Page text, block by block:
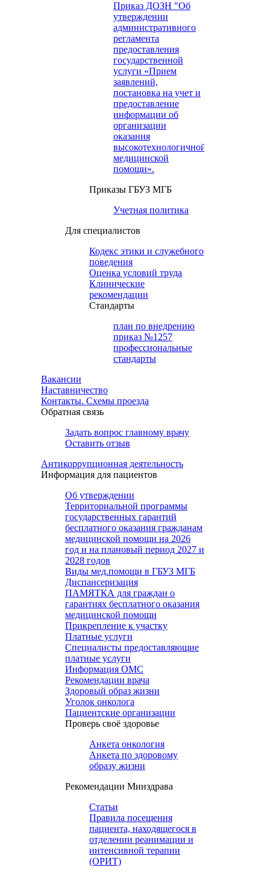
Приказ ДОЗН "Об
утверждении
административного
регламента
предоставления
государственной
услуги «Прием
заявлений,
постановка на учет и
предоставление
информации об
организации
оказания
высокотехнологичной
медицинской
помощи».
Приказы ГБУЗ МГБ
Учетная политика
Для специалистов
Кодекс этики и служебного
поведения
Оценка условий труда
Клинические
рекомендации
Cтандарты
план по внедрению
приказ №1257
профессиональные
стандарты
Вакансии
Наставничество
Контакты. Схемы проезда
Обратная связь
Задать вопрос главному врачу
Оставить отзыв
Антикоррупционная деятельность
Информация для пациентов
Об утверждении
Территориальной программы
государственных гарантий
бесплатного оказания гражданам
медицинской помощи на 2026
год и на плановый период 2027 и
2028 годов
Виды мед.помощи в ГБУЗ МГБ
Диспансеризация
ПАМЯТКА для граждан о
гарантиях бесплатного оказания
медицинской помощи
Прикрепление к участку
Платные услуги
Специалисты предоставляющие
платные услуги
Информация ОМС
Рекомендации врача
Здоровый образ жизни
Уголок онколога
Пациентские организации
Проверь своё здоровье
Анкета онкология
Анкета по здоровому
образу жизни
Рекомендации Минздрава
Статьи
Правила посещения
пациента, находящегося в
отделении реанимации и
интенсивной терапии
(ОРИТ)